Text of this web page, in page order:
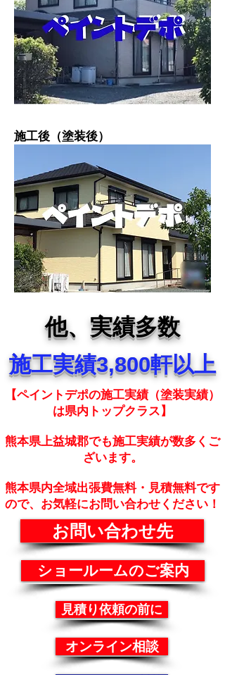
施工後（塗装後）
他、実績多数
施工実績3,800軒以上
【ペイントデポの施工実績（塗装実績）
は県内トップクラス】
熊本県上益城郡でも施工実績が数多くご
ざいます。
熊本県内全域出張費無料・見積無料です
ので、お気軽にお問い合わせください！
お問い合わせ先
ショールームのご案内
見積り依頼の前に
オンライン相談